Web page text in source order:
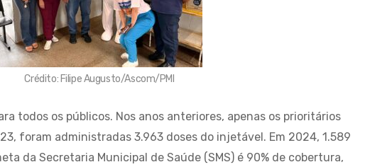
Crédito: Filipe Augusto/Ascom/PMI
todos os públicos. Nos anos anteriores, apenas os prioritários
foram administradas 3.963 doses do injetável. Em 2024, 1.589
da Secretaria Municipal de Saúde (SMS) é 90% de cobertura,